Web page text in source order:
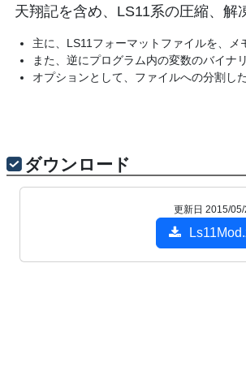
天翔記を含め、LS11系の圧縮、解
主に、LS11フォーマットファイルを、メ
また、逆にプログラム内の変数のバイナ
オプションとして、ファイルへの分割し
ダウンロード
更新日 2015/05/